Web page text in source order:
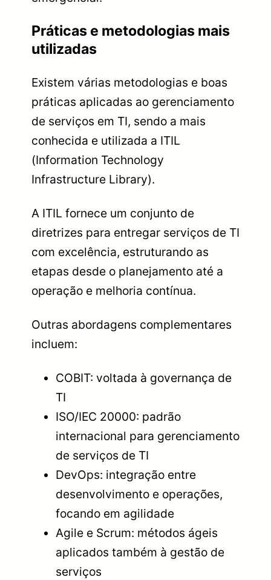
Práticas e metodologias mais
utilizadas
Existem várias metodologias e boas
práticas aplicadas ao gerenciamento
de serviços em TI, sendo a mais
conhecida e utilizada a ITIL
(Information Technology
Infrastructure Library).
A ITIL fornece um conjunto de
diretrizes para entregar serviços de TI
com excelência, estruturando as
etapas desde o planejamento até a
operação e melhoria contínua.
Outras abordagens complementares
incluem:
COBIT: voltada à governança de
TI
ISO/IEC 20000: padrão
internacional para gerenciamento
de serviços de TI
DevOps: integração entre
desenvolvimento e operações,
focando em agilidade
Agile e Scrum: métodos ágeis
aplicados também à gestão de
serviços